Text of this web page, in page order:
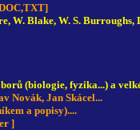
W. Blake, W. S. Burroughs,
(biologie, fyzika...) a
Novák, Jan Skácel...
a popisy)....
]